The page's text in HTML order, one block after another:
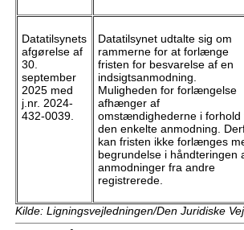
Datatilsynets
afgørelse af
30.
september
2025 med
j.nr. 2024-
432-0039.
Datatilsynet udtalte sig om
rammerne for at forlænge
fristen for besvarelse af en
indsigtsanmodning.
Muligheden for forlængelse
afhænger af
omstændighederne i forhold
den enkelte anmodning.
kan fristen ikke forlænges
begrundelse i håndteringen
anmodninger fra andre
registrerede.
Kilde: Ligningsvejledningen/Den Juridiske